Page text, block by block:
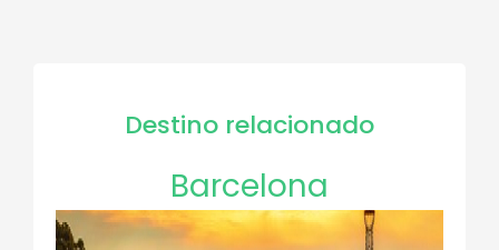
Destino relacionado
Barcelona